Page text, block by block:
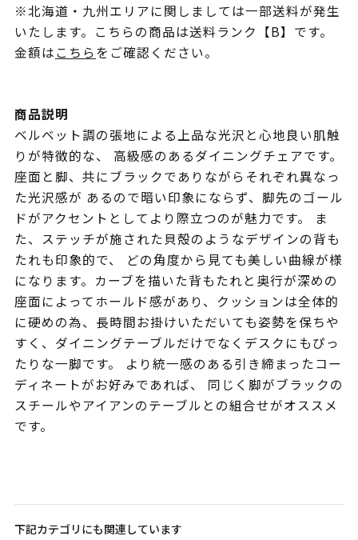
※北海道・九州エリアに関しましては一部送料が発生
いたします。こちらの商品は送料ランク【B】です。
金額はこちらをご確認ください。
商品説明
ベルベット調の張地による上品な光沢と心地良い肌触
りが特徴的な、 高級感のあるダイニングチェアです。
座面と脚、共にブラックでありながらそれぞれ異なっ
た光沢感が あるので暗い印象にならず、脚先のゴール
ドがアクセントとしてより際立つのが魅力です。 ま
た、ステッチが施された貝殻のようなデザインの背も
たれも印象的で、 どの角度から見ても美しい曲線が様
になります。カーブを描いた背もたれと奥行が深めの
座面によってホールド感があり、クッションは全体的
に硬めの為、長時間お掛けいただいても姿勢を保ちや
すく、ダイニングテーブルだけでなくデスクにもぴっ
たりな一脚です。 より統一感のある引き締まったコー
ディネートがお好みであれば、 同じく脚がブラックの
スチールやアイアンのテーブルとの組合せがオススメ
です。
下記カテゴリにも関連しています